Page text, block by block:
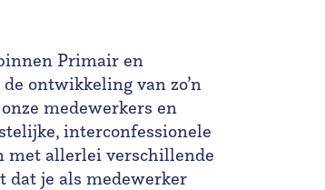
Primair en
ontwikkeling van zo’n
medewerkers en
interconfessionele
met allerlei verschillende
dat je als medewerker